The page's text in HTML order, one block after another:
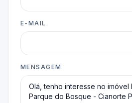
E-MAIL
MENSAGEM